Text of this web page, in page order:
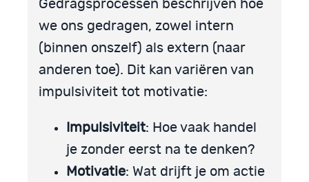
Gedragsprocessen beschrijven hoe
we ons gedragen, zowel intern
(binnen onszelf) als extern (naar
anderen toe). Dit kan variëren van
impulsiviteit tot motivatie:
Impulsiviteit: Hoe vaak handel
je zonder eerst na te denken?
Motivatie: Wat drijft je om actie